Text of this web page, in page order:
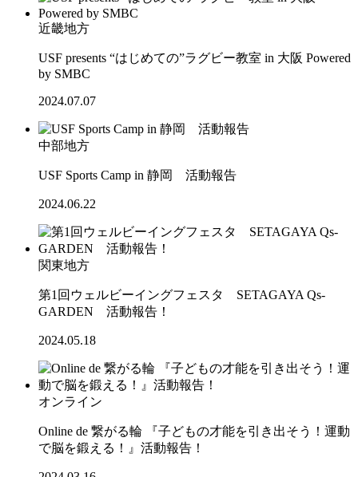
近畿地方
USF presents “はじめての”ラグビー教室 in 大阪 Powered
by SMBC
2024.07.07
中部地方
USF Sports Camp in 静岡 活動報告
2024.06.22
関東地方
第1回ウェルビーイングフェスタ SETAGAYA Qs-
GARDEN 活動報告！
2024.05.18
オンライン
Online de 繋がる輪 『子どもの才能を引き出そう！運動
で脳を鍛える！』活動報告！